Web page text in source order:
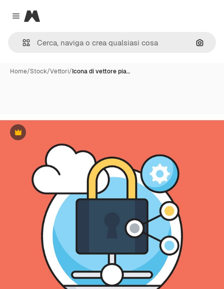
Close menu
Magnific
Cerca
Home/Stock/Vettori/Icona di vettore pia…
Premium